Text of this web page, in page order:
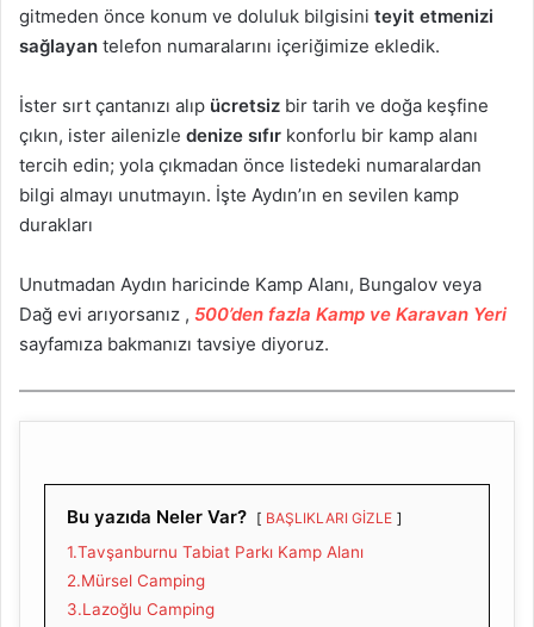
gitmeden önce konum ve doluluk bilgisini teyit etmenizi
sağlayan telefon numaralarını içeriğimize ekledik.
İster sırt çantanızı alıp ücretsiz bir tarih ve doğa keşfine
çıkın, ister ailenizle denize sıfır konforlu bir kamp alanı
tercih edin; yola çıkmadan önce listedeki numaralardan
bilgi almayı unutmayın. İşte Aydın’ın en sevilen kamp
durakları
Unutmadan Aydın haricinde Kamp Alanı, Bungalov veya
Dağ evi arıyorsanız , 500’den fazla Kamp ve Karavan Yeri
sayfamıza bakmanızı tavsiye diyoruz.
Bu yazıda Neler Var? BAŞLIKLARI GİZLE
1.Tavşanburnu Tabiat Parkı Kamp Alanı
2.Mürsel Camping
3.Lazoğlu Camping